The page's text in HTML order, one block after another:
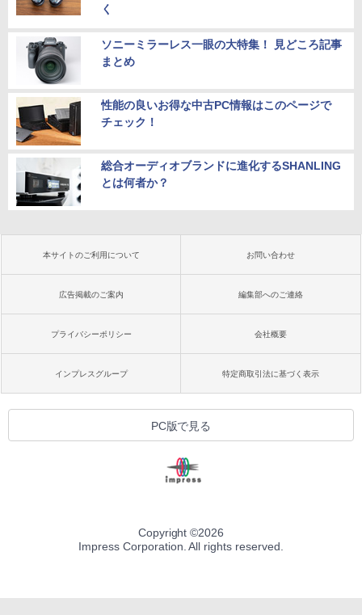
く
ソニーミラーレス一眼の大特集！ 見どころ記事
まとめ
性能の良いお得な中古PC情報はこのページで
チェック！
総合オーディオブランドに進化するSHANLING
とは何者か？
本サイトのご利用について お問い合わせ
広告掲載のご案内 編集部へのご連絡
プライバシーポリシー 会社概要
インプレスグループ 特定商取引法に基づく表示
PC版で見る
Copyright ©2026
Impress Corporation. All rights reserved.